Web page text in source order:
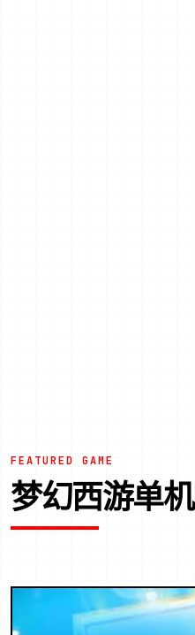
FEATURED GAME
梦幻西游单机